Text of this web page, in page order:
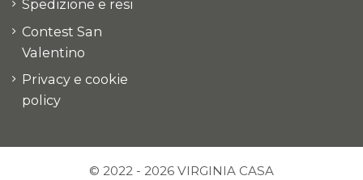
Spedizione e resi
Contest San
Valentino
Privacy e cookie
policy
© 2022 - 2026 VIRGINIA CASA